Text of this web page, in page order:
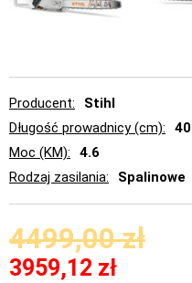
Producent
Stihl
Długość prowadnicy (cm)
40
Moc (KM)
4.6
Rodzaj zasilania
Spalinowe
4499,00zł
3959,12 zł